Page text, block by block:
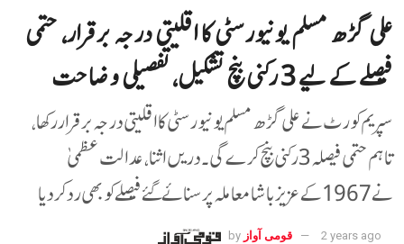
علی گڑھ مسلم یونیورسٹی کا اقلیتی درجہ برقرار، حتمی
فیصلے کے لیے 3 رکنی بنچ تشکیل، تفصیلی وضاحت
سپریم کورٹ نے علی گڑھ مسلم یونیورسٹی کا اقلیتی درجہ برقرار رکھا،
تاہم حتمی فیصلہ 3 رکنی بنچ کرے گی۔ دریں اثنا، عدالت عظمیٰ
نے 1967 کے عزیز باشا معاملہ پر سنائے گئے فیصلے کو بھی رد کر دیا
by قومی آواز 2 years ago